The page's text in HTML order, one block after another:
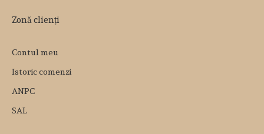
Zonă clienți
Contul meu
Istoric comenzi
ANPC
SAL